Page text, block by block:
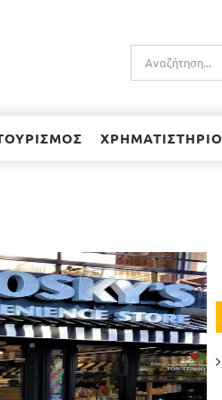
Αναζήτηση
για:
ΧΡΗΜΑΤΙΣΤΗΡΙΟ